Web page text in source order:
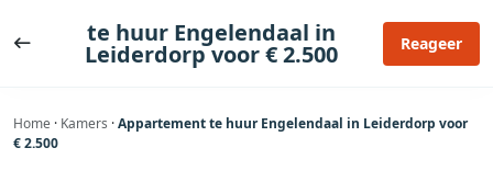
naar
te huur Engelendaal in
Leiderdorp voor € 2.500 Reageer
Home · Kamers ·Appartement te huur Engelendaal in Leiderdorp voor
€ 2.500